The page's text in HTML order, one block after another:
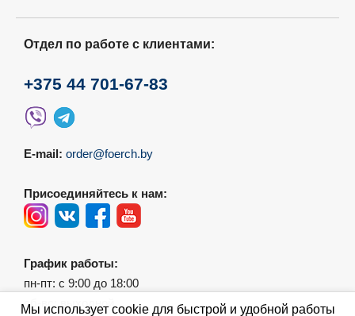
Отдел по работе с клиентами:
+375 44 701-67-83
E-mail: order@foerch.by
Присоединяйтесь к нам:
График работы:
пн-пт: с 9:00 до 18:00
сб-вс: выходной
Мы использует cookie для быстрой и удобной работы